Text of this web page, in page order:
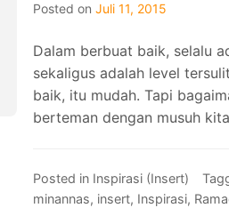
Posted on Juli 11, 2015
Dalam berbuat baik, selalu
sekaligus adalah level
baik, itu mudah. Tapi
berteman dengan musuh
Posted in Inspirasi (Insert)
minannas, insert, Inspirasi,